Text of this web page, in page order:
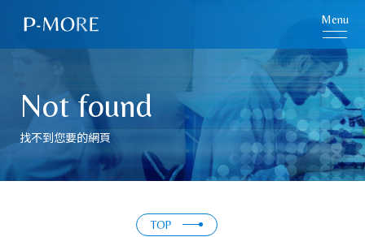
Menu
Not found
找不到您要的網頁
TOP